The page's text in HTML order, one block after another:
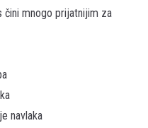
mnogo prijatnijim za
navlaka